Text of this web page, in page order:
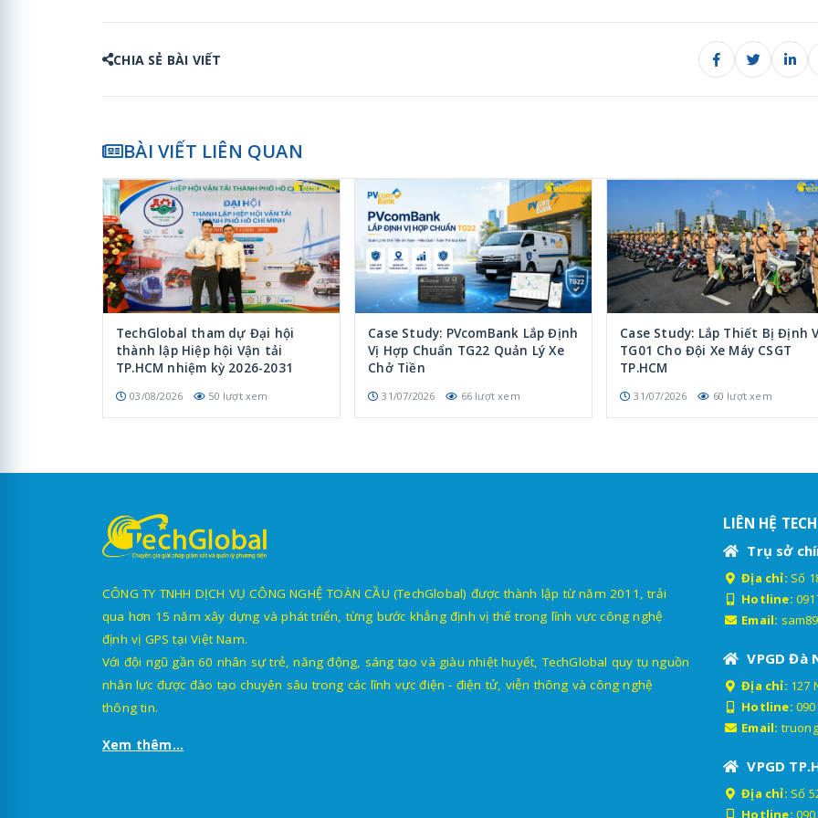
CHIA SẺ BÀI VIẾT
BÀI VIẾT LIÊN QUAN
TechGlobal tham dự Đại hội
thành lập Hiệp hội Vận tải
TP.HCM nhiệm kỳ 2026-2031
03/08/2026 50 lượt xem
Case Study: PVcomBank Lắp Định
Vị Hợp Chuẩn TG22 Quản Lý Xe
Chở Tiền
31/07/2026 66 lượt xem
Case Study: Lắp Thiết Bị Định
TG01 Cho Đội Xe Máy CSGT
TP.HCM
31/07/2026 60 lượt xem
CÔNG TY TNHH DỊCH VỤ CÔNG NGHỆ TOÀN CẦU (TechGlobal) được thành lập từ năm 2011, trải
qua hơn 15 năm xây dựng và phát triển, từng bước khẳng định vị thế trong lĩnh vực công nghệ
định vị GPS tại Việt Nam.
Với đội ngũ gần 60 nhân sự trẻ, năng động, sáng tạo và giàu nhiệt huyết, TechGlobal quy tụ nguồn
nhân lực được đào tạo chuyên sâu trong các lĩnh vực điện - điện tử, viễn thông và công nghệ
thông tin.
Xem thêm...
LIÊN HỆ
Trụ sở
Địa chỉ: Số
Hotline:
Email:
VPGD Đà
Địa chỉ: 127
Hotline:
Email:
VPGD
Địa chỉ: Số
Hotline: